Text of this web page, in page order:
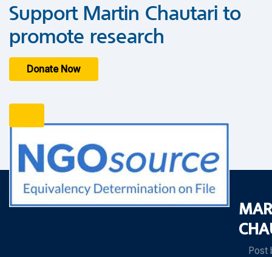
Support Martin Chautari to
promote research
Donate Now
Post